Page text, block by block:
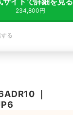
234,800円
る
｜